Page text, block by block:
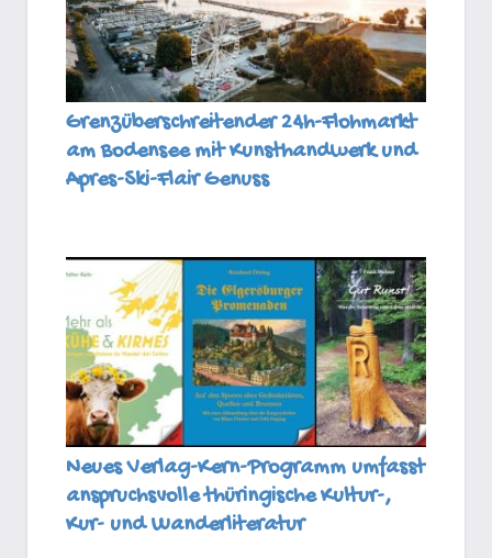
Grenzüberschreitender 24h-Flohmarkt
am Bodensee mit Kunsthandwerk und
Apres-Ski-Flair Genuss
Neues Verlag-Kern-Programm umfasst
anspruchsvolle thüringische Kultur-,
Kur- und Wanderliteratur